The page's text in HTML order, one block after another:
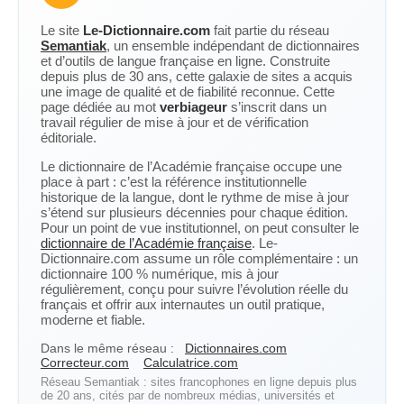
Le site Le-Dictionnaire.com fait partie du réseau
Semantiak, un ensemble indépendant de dictionnaires
et d’outils de langue française en ligne. Construite
depuis plus de 30 ans, cette galaxie de sites a acquis
une image de qualité et de fiabilité reconnue. Cette
page dédiée au mot verbiageur s’inscrit dans un
travail régulier de mise à jour et de vérification
éditoriale.
Le dictionnaire de l’Académie française occupe une
place à part : c’est la référence institutionnelle
historique de la langue, dont le rythme de mise à jour
s’étend sur plusieurs décennies pour chaque édition.
Pour un point de vue institutionnel, on peut consulter le
dictionnaire de l’Académie française. Le-
Dictionnaire.com assume un rôle complémentaire : un
dictionnaire 100 % numérique, mis à jour
régulièrement, conçu pour suivre l’évolution réelle du
français et offrir aux internautes un outil pratique,
moderne et fiable.
Dans le même réseau :
Dictionnaires.com
Correcteur.com
Calculatrice.com
Réseau Semantiak : sites francophones en ligne depuis plus
de 20 ans, cités par de nombreux médias, universités et